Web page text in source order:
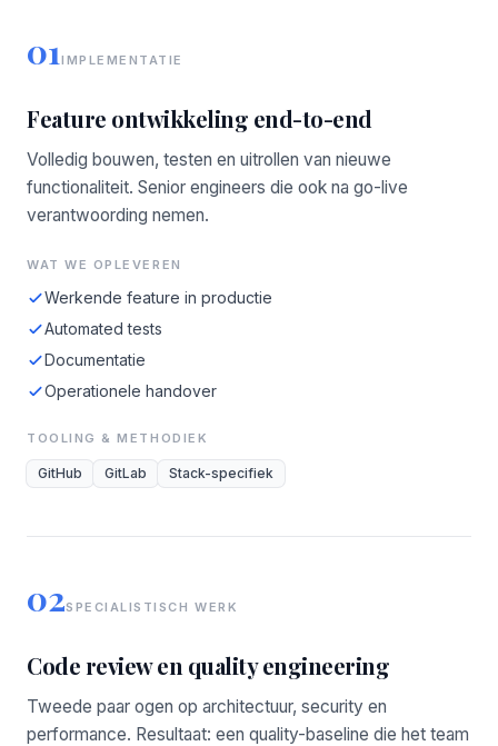
01IMPLEMENTATIE
Feature ontwikkeling end-to-end
Volledig bouwen, testen en uitrollen van nieuwe
functionaliteit. Senior engineers die ook na go-live
verantwoording nemen.
WAT WE OPLEVEREN
Werkende feature in productie
Automated tests
Documentatie
Operationele handover
TOOLING & METHODIEK
GitHub GitLab Stack-specifiek
02SPECIALISTISCH WERK
Code review en quality engineering
Tweede paar ogen op architectuur, security en
performance. Resultaat: een quality-baseline die het team